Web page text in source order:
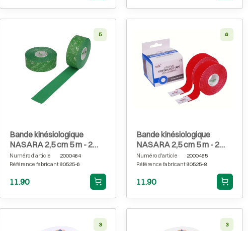
5
Bande kinésiologique
NASARA 2,5 cm 5 m - 2
rouleaux verts
Numéro d'article
2000464
Référence fabricant 90525-6
11.90
6
Bande kinésiologique
NASARA 2,5 cm 5 m - 2
rouleaux rouges
Numéro d'article
2000465
Référence fabricant 90525-8
11.90
3 3